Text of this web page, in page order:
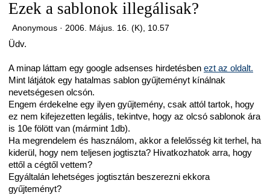
Ezek a sablonok illegálisak?
Anonymous · 2006. Május. 16. (K), 10.57
Üdv.
A minap láttam egy google adsenses hirdetésben ezt az oldalt.
Mint látjátok egy hatalmas sablon gyűjteményt kínálnak
nevetségesen olcsón.
Engem érdekelne egy ilyen gyűjtemény, csak attól tartok, hogy
ez nem kifejezetten legális, tekintve, hogy az olcsó sablonok ára
is 10e fölött van (mármint 1db).
Ha megrendelem és használom, akkor a felelősség kit terhel, ha
kiderül, hogy nem teljesen jogtiszta? Hivatkozhatok arra, hogy
ettől a cégtől vettem?
Egyáltalán lehetséges jogtisztán beszerezni ekkora
gyűjteményt?